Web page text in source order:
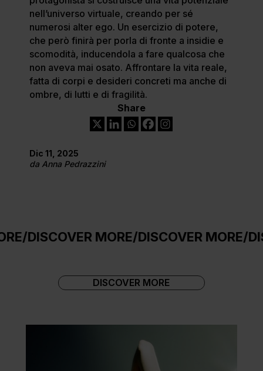
nell’universo virtuale, creando per sé
numerosi alter ego. Un esercizio di potere,
che però finirà per porla di fronte a insidie e
scomodità, inducendola a fare qualcosa che
non aveva mai osato. Affrontare la vita reale,
fatta di corpi e desideri concreti ma anche di
ombre, di lutti e di fragilità.
Share
Dic 11, 2025
da Anna Pedrazzini
MORE/DISCOVER MORE/
DISCOVER MORE